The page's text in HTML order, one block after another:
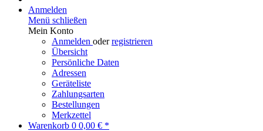
Anmelden
Menü schließen
Mein Konto
Anmelden oderregistrieren
Übersicht
Persönliche Daten
Adressen
Geräteliste
Zahlungsarten
Bestellungen
Merkzettel
Warenkorb 0 0,00 € *